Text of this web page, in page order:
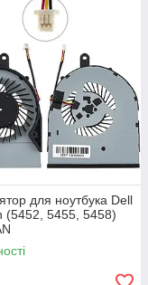
для ноутбука Dell
(5452, 5455, 5458)